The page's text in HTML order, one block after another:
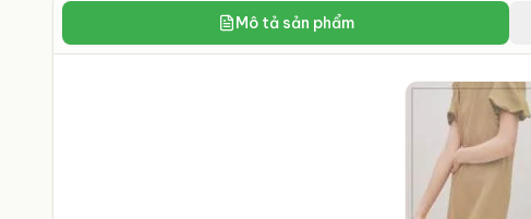
Mô tả sản phẩm